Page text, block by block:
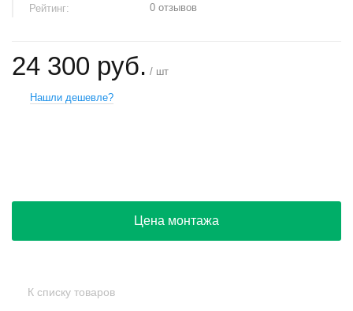
Рейтинг: 0 отзывов
24 300 руб. / шт
Нашли дешевле?
Цена монтажа
К списку товаров